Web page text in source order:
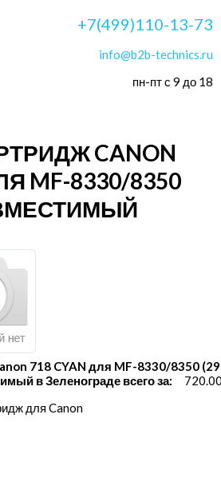
+7(499)110-13-73
info@b2b-technics.ru
пн-пт с 9 до 18
CANON
MF-8330/8350
718 CYAN для MF-8330/8350
в Зеленограде всего за:
для Canon